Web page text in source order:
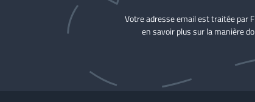
Votre adresse email est traitée par
en savoir plus sur la manière